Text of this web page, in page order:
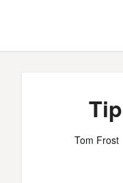
Tom Frost